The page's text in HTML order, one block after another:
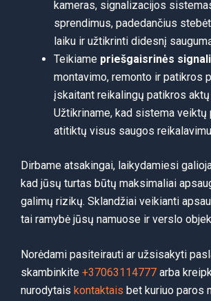
kameras, signalizacijos
sprendimus, padedančius
laiku ir užtikrinti didesnį
Teikiame priešgaisrinės
montavimo, remonto ir patikros
įskaitant reikalingų patikros
Užtikriname, kad sistema veiktų
atitiktų visus saugos
Dirbame atsakingai, laikydamiesi
kad jūsų turtas būtų maksimaliai
galimų rizikų. Sklandžiai veikianti
tai ramybė jūsų namuose ir verslo
Norėdami pasiteirauti ar užsisakyti
skambinkite +37063114777 arba
nurodytais kontaktais bet kuriuo paros